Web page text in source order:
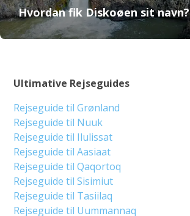
Hvordan fik Diskoøen sit navn?
Ultimative Rejseguides
Rejseguide til Grønland
Rejseguide til Nuuk
Rejseguide til Ilulissat
Rejseguide til Aasiaat
Rejseguide til Qaqortoq
Rejseguide til Sisimiut
Rejseguide til Tasiilaq
Rejseguide til Uummannaq